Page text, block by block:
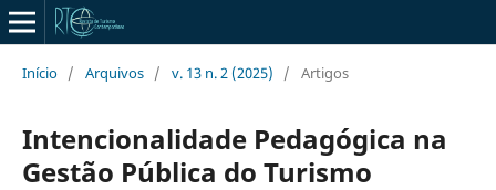
Início / Arquivos / v. 13 n. 2 (2025) / Artigos
Intencionalidade Pedagógica na
Gestão Pública do Turismo